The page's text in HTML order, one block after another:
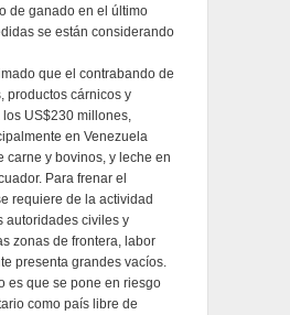
de ganado en el último
se están considerando
que el contrabando de
productos cárnicos y
los US$230 millones,
en Venezuela
carne y bovinos, y leche en
Para frenar el
requiere de la actividad
autoridades civiles y
zonas de frontera, labor
presenta grandes vacíos.
es que se pone en riesgo
como país libre de